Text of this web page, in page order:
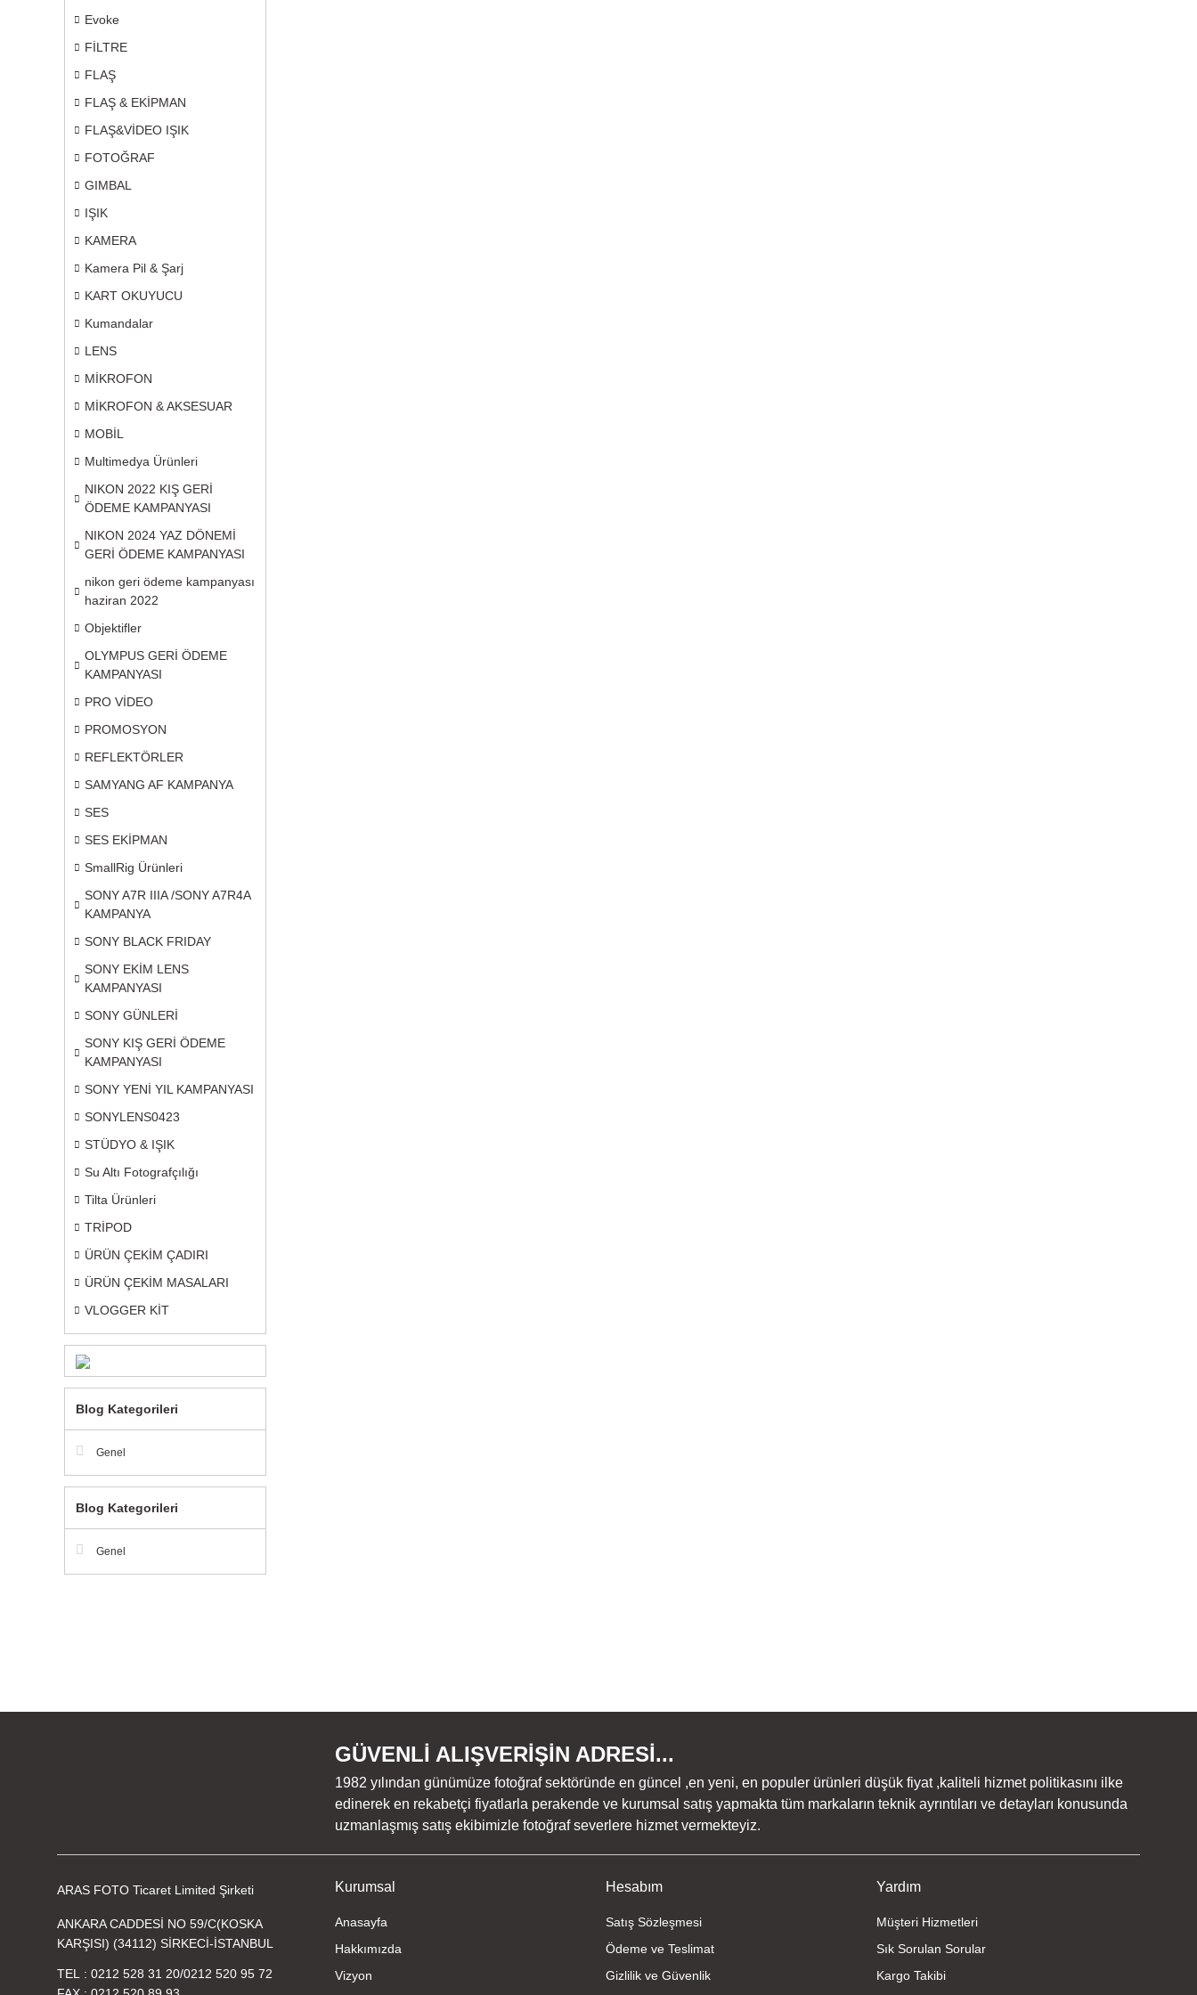
Evoke
FİLTRE
FLAŞ
FLAŞ & EKİPMAN
FLAŞ&VİDEO IŞIK
FOTOĞRAF
GIMBAL
IŞIK
KAMERA
Kamera Pil & Şarj
KART OKUYUCU
Kumandalar
LENS
MİKROFON
MİKROFON & AKSESUAR
MOBİL
Multimedya Ürünleri
NIKON 2022 KIŞ GERİ
ÖDEME KAMPANYASI
NIKON 2024 YAZ DÖNEMİ
GERİ ÖDEME KAMPANYASI
nikon geri ödeme kampanyası
haziran 2022
Objektifler
OLYMPUS GERİ ÖDEME
KAMPANYASI
PRO VİDEO
PROMOSYON
REFLEKTÖRLER
SAMYANG AF KAMPANYA
SES
SES EKİPMAN
SmallRig Ürünleri
SONY A7R IIIA /SONY A7R4A
KAMPANYA
SONY BLACK FRIDAY
SONY EKİM LENS
KAMPANYASI
SONY GÜNLERİ
SONY KIŞ GERİ ÖDEME
KAMPANYASI
SONY YENİ YIL KAMPANYASI
SONYLENS0423
STÜDYO & IŞIK
Su Altı Fotografçılığı
Tilta Ürünleri
TRİPOD
ÜRÜN ÇEKİM ÇADIRI
ÜRÜN ÇEKİM MASALARI
VLOGGER KİT
Blog Kategorileri
Genel
Blog Kategorileri
Genel
GÜVENLİ ALIŞVERİŞİN ADRESİ...
1982 yılından günümüze fotoğraf sektöründe en güncel ,en yeni, en populer ürünleri düşük fiyat ,kaliteli hizmet politikasını ilke
edinerek en rekabetçi fiyatlarla perakende ve kurumsal satış yapmakta tüm markaların teknik ayrıntıları ve detayları konusunda
uzmanlaşmış satış ekibimizle fotoğraf severlere hizmet vermekteyiz.
ARAS FOTO Ticaret Limited Şirketi
ANKARA CADDESİ NO 59/C(KOSKA
KARŞISI) (34112) SİRKECİ-İSTANBUL
TEL 0212 528 31 20/0212 520 95 72
Kurumsal
Anasayfa
Hakkımızda
Vizyon
Hesabım
Satış Sözleşmesi
Ödeme ve Teslimat
Gizlilik ve Güvenlik
Yardım
Müşteri Hizmetleri
Sık Sorulan Sorular
Kargo Takibi